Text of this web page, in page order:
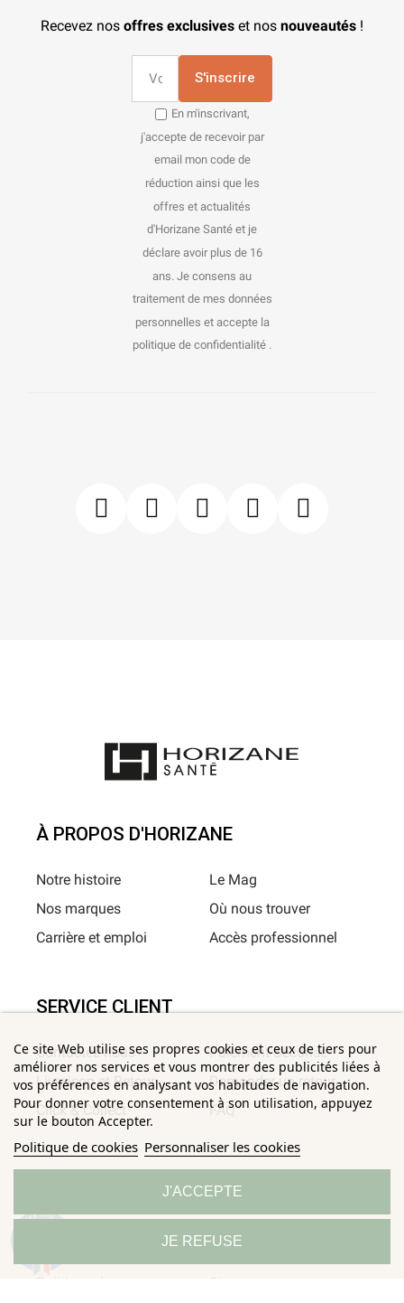
Recevez nos offres exclusives et nos nouveautés !
S'inscrire
En m'inscrivant,
j'accepte de recevoir par
email mon code de
réduction ainsi que les
offres et actualités
d'Horizane Santé et je
déclare avoir plus de 16
ans. Je consens au
traitement de mes données
personnelles et accepte la
politique de confidentialité .
Ce site Web utilise ses propres cookies et ceux de tiers pour
améliorer nos services et vous montrer des publicités liées à
vos préférences en analysant vos habitudes de navigation.
Pour donner votre consentement à son utilisation, appuyez
sur le bouton Accepter.
Politique de cookies Personnaliser les cookies
JE REFUSE
J'ACCEPTE
À PROPOS D'HORIZANE
Notre histoire
Nos marques
Carrière et emploi
Le Mag
Où nous trouver
Accès professionnel
SERVICE CLIENT
Contactez-nous
Livraison et Retour
Click & Collect
Paiement Sécurisé
Demander un retour
FAQ
Politique de
Sitemap